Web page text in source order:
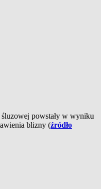
śluzowej powstały w wyniku
blizny (źródło